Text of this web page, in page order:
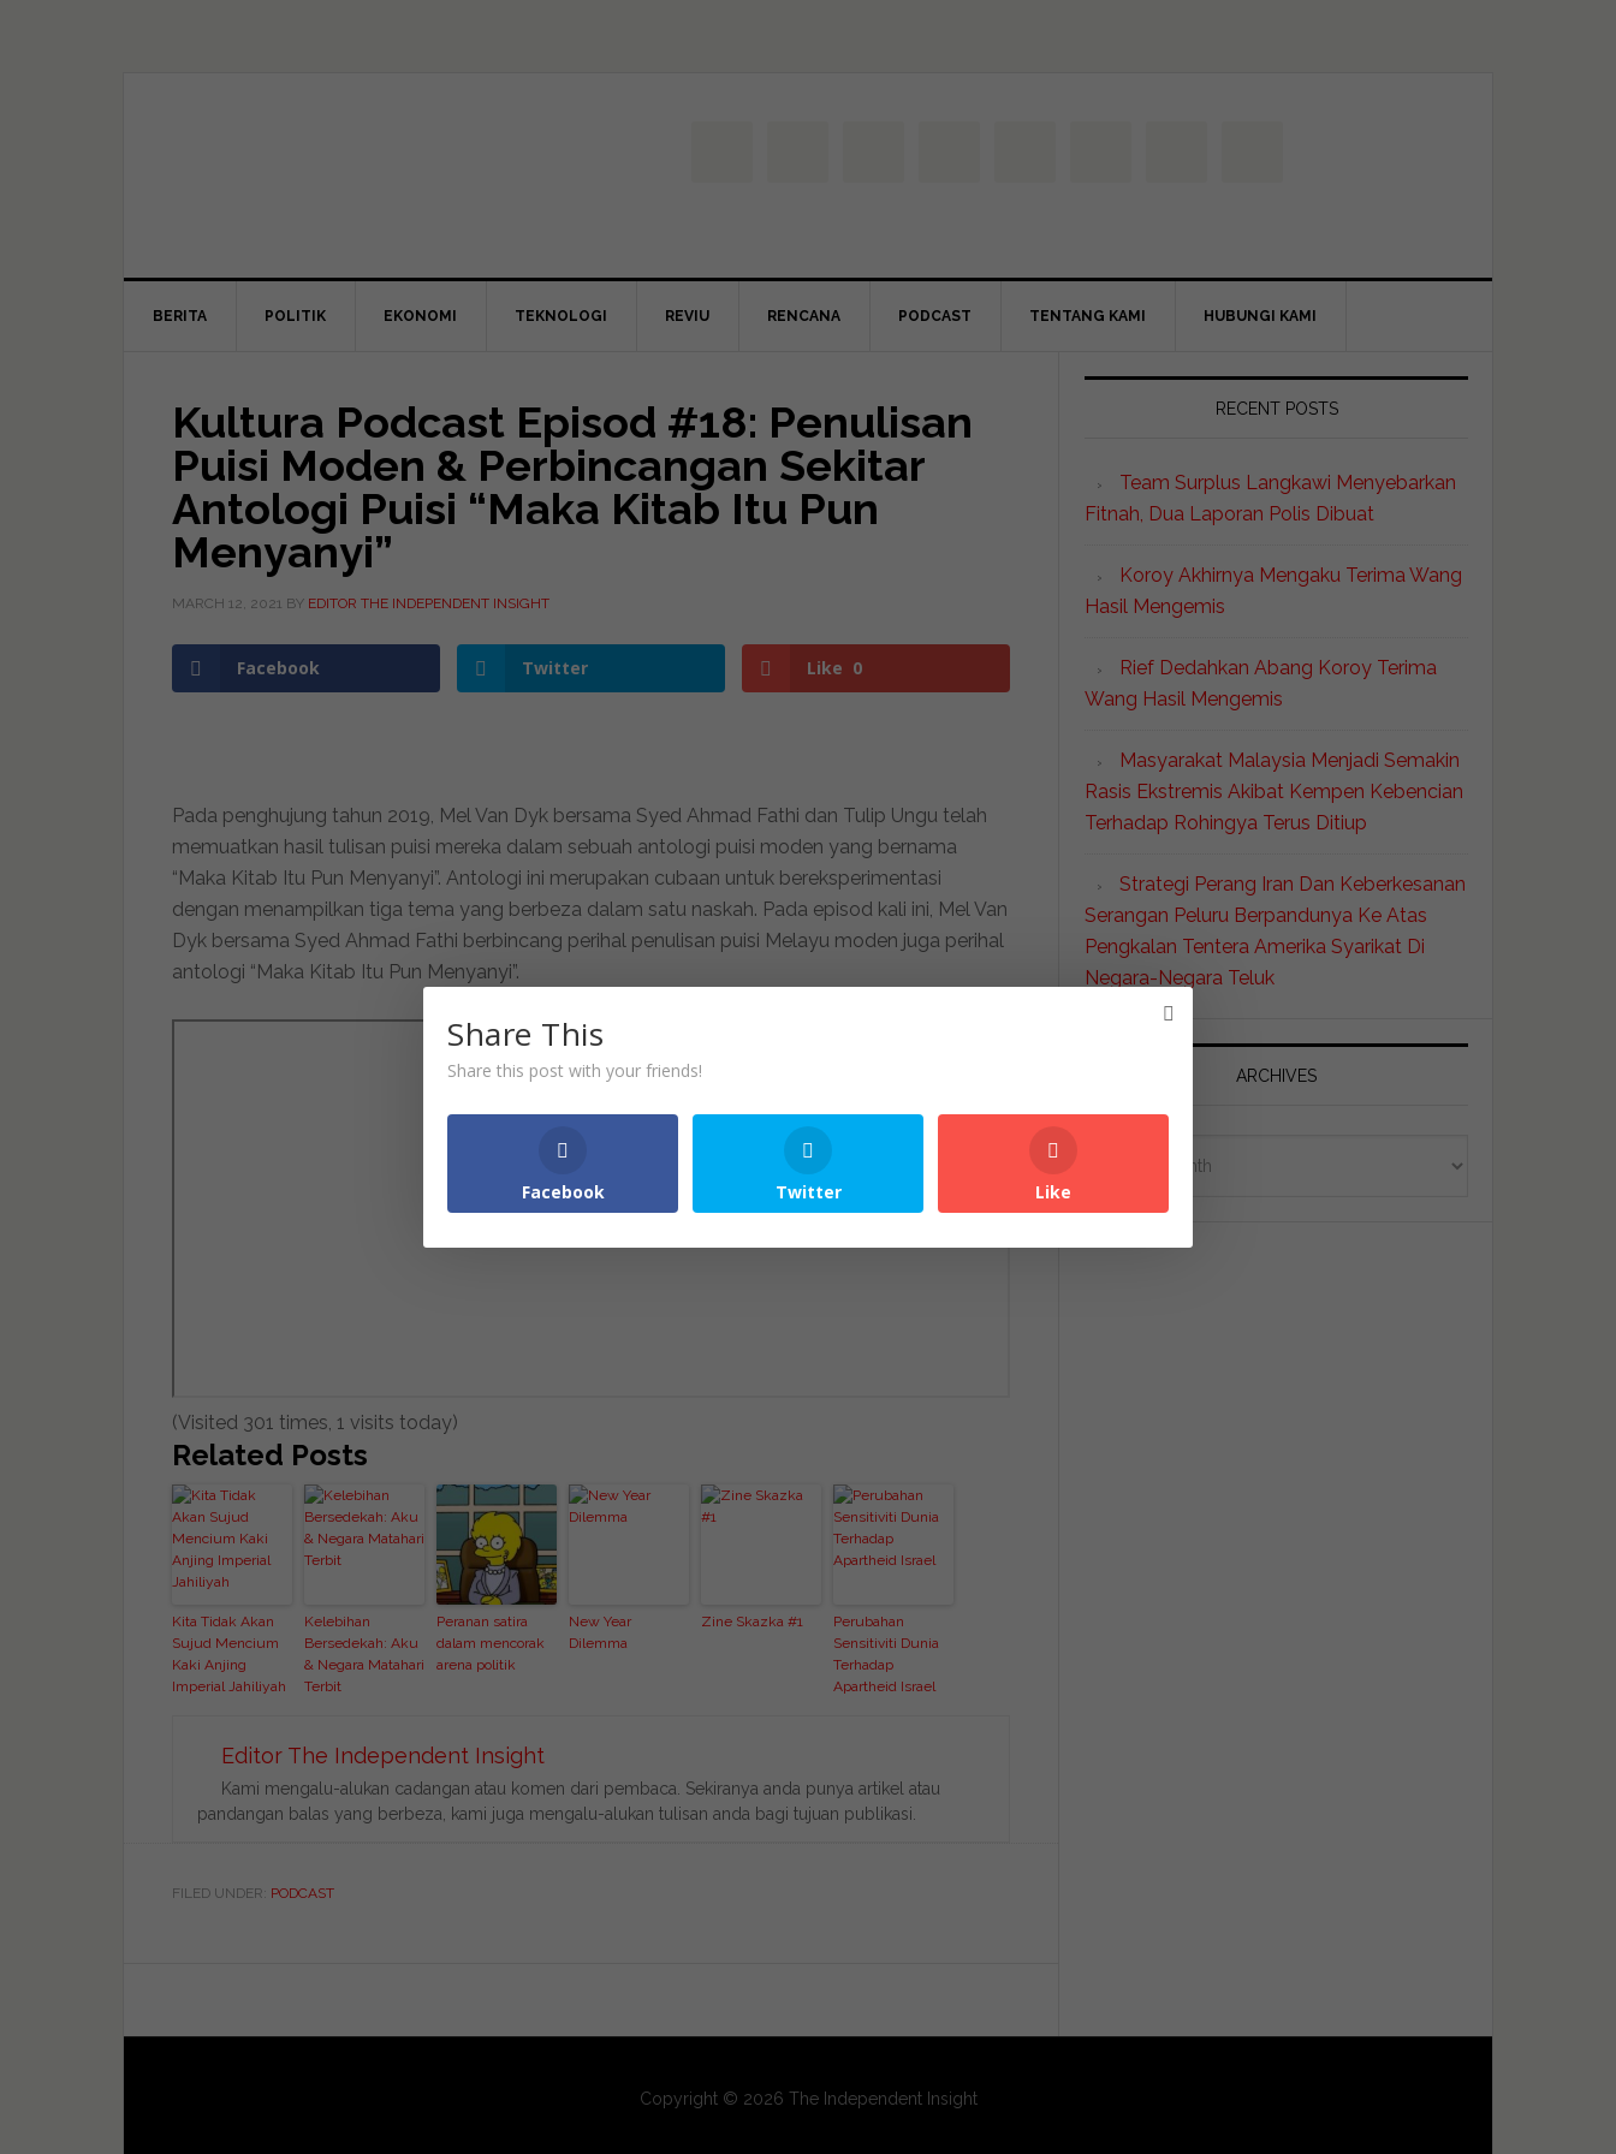
BERITA POLITIK EKONOMI TEKNOLOGI REVIU RENCANA PODCAST TENTANG KAMI HUBUNGI KAMI
Kultura Podcast Episod #18: Penulisan
Puisi Moden & Perbincangan Sekitar
Antologi Puisi “Maka Kitab Itu Pun
Menyanyi”
MARCH 12, 2021 BY EDITOR THE INDEPENDENT INSIGHT
Facebook Twitter Like 0
Pada penghujung tahun 2019, Mel Van Dyk bersama Syed Ahmad Fathi dan Tulip Ungu telah
memuatkan hasil tulisan puisi mereka dalam sebuah antologi puisi moden yang bernama
“Maka Kitab Itu Pun Menyanyi”. Antologi ini merupakan cubaan untuk bereksperimentasi
dengan menampilkan tiga tema yang berbeza dalam satu naskah. Pada episod kali ini, Mel Van
Dyk bersama Syed Ahmad Fathi berbincang perihal penulisan puisi Melayu moden juga perihal
antologi “Maka Kitab Itu Pun Menyanyi”.
(Visited 301 times, 1 visits today)
Related Posts
Kita Tidak Akan
Sujud Mencium
Kaki Anjing
Imperial Jahiliyah
Kelebihan
Bersedekah: Aku
& Negara Matahari
Terbit
Peranan satira
dalam mencorak
arena politik
New Year
Dilemma
Zine Skazka #1
Perubahan
Sensitiviti Dunia
Terhadap
Apartheid Israel
Editor The Independent Insight
Kami mengalu-alukan cadangan atau komen dari pembaca. Sekiranya anda punya artikel atau
pandangan balas yang berbeza, kami juga mengalu-alukan tulisan anda bagi tujuan publikasi.
FILED UNDER: PODCAST
RECENT POSTS
Team Surplus Langkawi Menyebarkan
Fitnah, Dua Laporan Polis Dibuat
Koroy Akhirnya Mengaku Terima Wang
Hasil Mengemis
Rief Dedahkan Abang Koroy Terima
Wang Hasil Mengemis
Masyarakat Malaysia Menjadi Semakin
Rasis Ekstremis Akibat Kempen Kebencian
Terhadap Rohingya Terus Ditiup
Strategi Perang Iran Dan Keberkesanan
Serangan Peluru Berpandunya Ke Atas
Pengkalan Tentera Amerika Syarikat Di
Negara-Negara Teluk
ARCHIVES
Copyright © 2026 The Independent Insight
Share This
Share this post with your friends!
Facebook Twitter Like